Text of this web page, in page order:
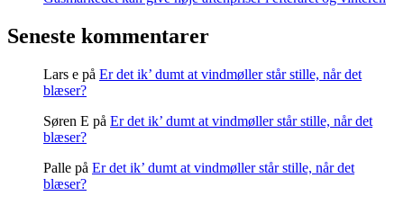
Seneste kommentarer
Lars e på Er det ik’ dumt at vindmøller står stille, når det
blæser?
Søren E på Er det ik’ dumt at vindmøller står stille, når det
blæser?
Palle på Er det ik’ dumt at vindmøller står stille, når det
blæser?